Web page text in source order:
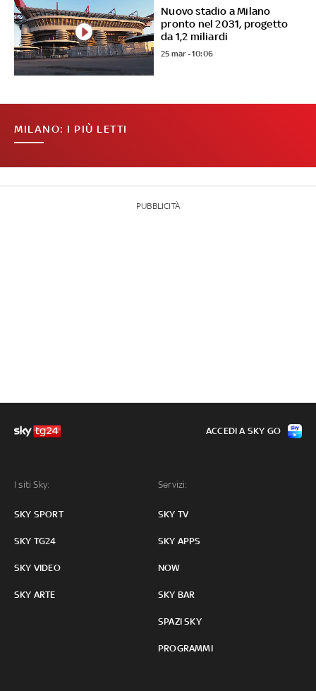
Nuovo stadio a Milano
pronto nel 2031, progetto
da 1,2 miliardi
25 mar - 10:06
MILANO: I PIÙ LETTI
PUBBLICITÀ
I siti Sky:
SKY SPORT
SKY TG24
SKY VIDEO
SKY ARTE
Servizi:
SKY TV
SKY APPS
NOW
SKY BAR
SPAZI SKY
PROGRAMMI
ACCEDI A SKY GO